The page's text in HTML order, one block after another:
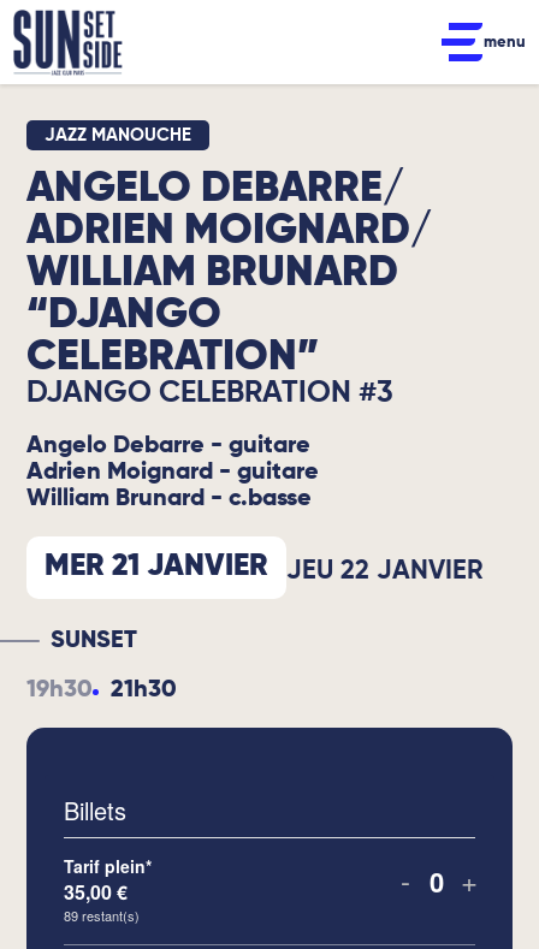
menu
JAZZ MANOUCHE
ANGELO DEBARRE/
ADRIEN MOIGNARD/
WILLIAM BRUNARD
“DJANGO
CELEBRATION”
DJANGO CELEBRATION #3
Angelo Debarre - guitare
Adrien Moignard - guitare
William Brunard - c.basse
MER 21 JANVIER JEU 22 JANVIER
SUNSET
19h30 21h30
Billets
Tarif plein*
35,00€
89restant(s)
- Quantité
+